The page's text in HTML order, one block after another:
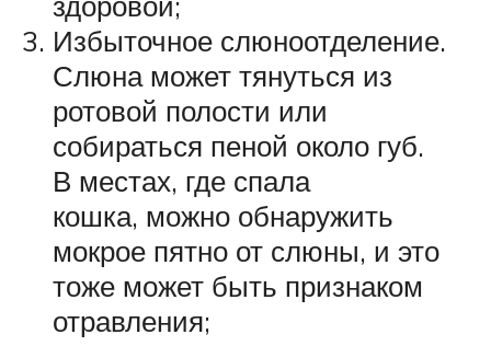
Избыточное слюноотделение.
Слюна может тянуться из
ротовой полости или
собираться пеной около губ.
В местах, где спала
кошка, можно обнаружить
мокрое пятно от слюны, и это
тоже может быть признаком
отравления;